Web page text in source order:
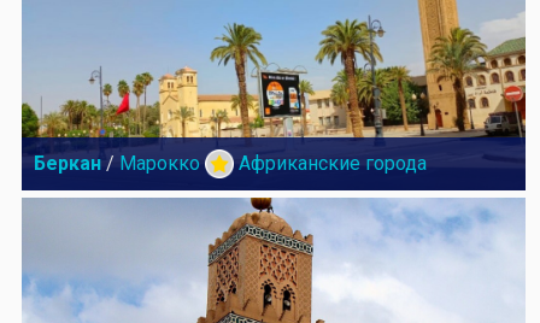
Беркан / Марокко Африканские города